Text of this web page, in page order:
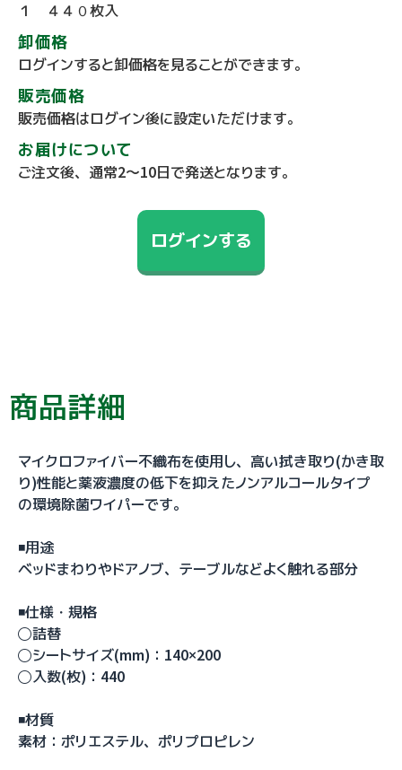
１ ４４０枚入
卸価格
ログインすると卸価格を見ることができます。
販売価格
販売価格はログイン後に設定いただけます。
お届けについて
ご注文後、通常2～10日で発送となります。
ログインする
商品詳細
マイクロファイバー不織布を使用し、高い拭き取り(かき取
り)性能と薬液濃度の低下を抑えたノンアルコールタイプ
の環境除菌ワイパーです。
◾️用途
ベッドまわりやドアノブ、テーブルなどよく触れる部分
◾️仕様・規格
◯詰替
◯シートサイズ(mm)：140×200
◯入数(枚)：440
◾️材質
素材：ポリエステル、ポリプロピレン